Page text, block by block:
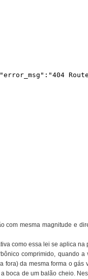
com mesma magnitude e
como essa lei se aplica na
comprimido, quando
fora) da mesma forma o
boca de um balão cheio.